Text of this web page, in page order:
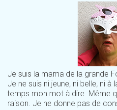
Je suis la mama de la grande
Je ne suis ni jeune, ni belle, ni
temps mon mot à dire. Même
raison. Je ne donne pas de